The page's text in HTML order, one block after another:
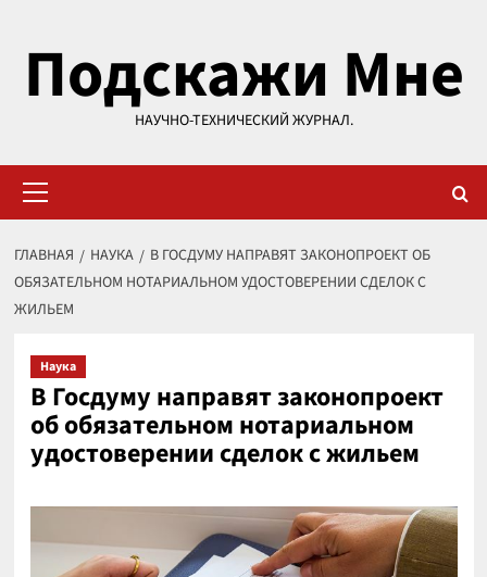
содержимому
Подскажи Мне
НАУЧНО-ТЕХНИЧЕСКИЙ ЖУРНАЛ.
меню
ГЛАВНАЯ НАУКА
В ГОСДУМУ НАПРАВЯТ ЗАКОНОПРОЕКТ ОБ
ОБЯЗАТЕЛЬНОМ НОТАРИАЛЬНОМ УДОСТОВЕРЕНИИ СДЕЛОК С
ЖИЛЬЕМ
Наука
В Госдуму направят законопроект
об обязательном нотариальном
удостоверении сделок с жильем